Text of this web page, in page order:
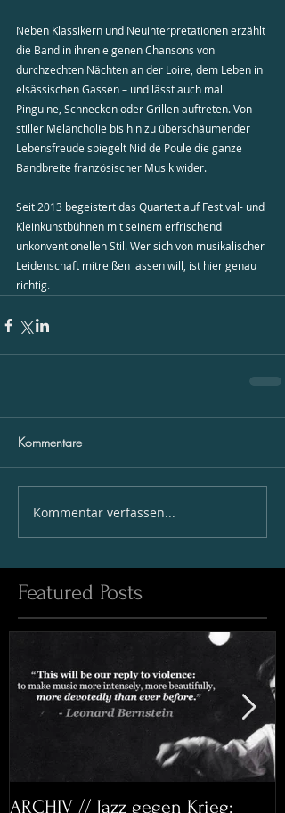
Neben Klassikern und Neuinterpretationen erzählt
die Band in ihren eigenen Chansons von
durchzechten Nächten an der Loire, dem Leben in
elsässischen Gassen – und lässt auch mal
Pinguine, Schnecken oder Grillen auftreten. Von
stiller Melancholie bis hin zu überschäumender
Lebensfreude spiegelt Nid de Poule die ganze
Bandbreite französischer Musik wider.
Seit 2013 begeistert das Quartett auf Festival- und
Kleinkunstbühnen mit seinem erfrischend
unkonventionellen Stil. Wer sich von musikalischer
Leidenschaft mitreißen lassen will, ist hier genau
richtig.
Kommentare
Kommentar verfassen...
Featured Posts
ARCHIV // Jazz gegen Krieg: